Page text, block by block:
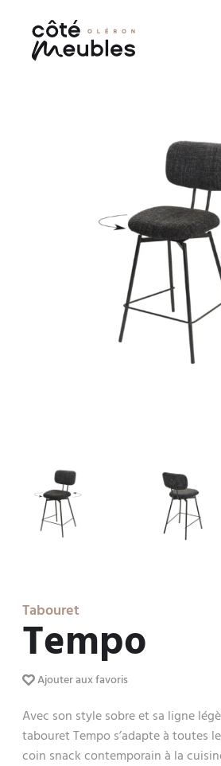
Tabouret
Tempo
Ajouter aux favoris
Avec son style sobre et sa ligne
tabouret Tempo s’adapte à toutes
coin snack contemporain à la